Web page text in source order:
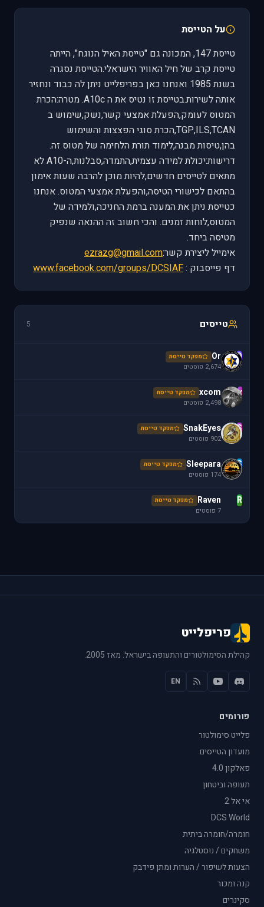
על הטייסת
טייסת 147, המכונה גם "טייסת האיל הנוגח", הייתה
טייסת קרב של חיל האוויר הישראלי.הטייסת נסגרה
בשנת 1985 ואנחנו כאן בפריפלייט ניתן לה כבוד ונחזיר
אותה לשירות.בטייסת זו נטיס את ה A10c. מטרה:הכרת
המטוס לעומק,הפעלת אמצעי קשר,נשק,שימוש ב
TGP,ILS,TCAN,הכרת סוגי הפצצות והשימוש
בהן,טיסות מבנה,לימוד תורת הלחימה של מטוס זה.
דרישות:יכולת למידה עצמית,התמדה,סבלנות,ה-A10 לא
מתאים לטייסים חדשים,להיות מוכן להרבה שעות אימון
בהתאם לכישורי הטיסה,והפעלת אמצעי המטוס. אנחנו
כטייסת ניתן את המענה ברמת החניכה,ולמידה של
המטוס,לוחות זמנים. והכי חשוב זה ההנאה שנפיק
מטיסה ביחד.
אימייל ליצירת קשר:ezrazg@gmail.com
דף פייסבוק :www.facebook.com/groups/DCSIAF
טייסים 5
O
Or מפקד טייסת
2,674 פוסטים
x
xcom מפקד טייסת
2,498 פוסטים
S
SnakEyes מפקד טייסת
902 פוסטים
S
Sleepara מפקד טייסת
174 פוסטים
R
Raven מפקד טייסת
7 פוסטים
פריפלייט
קהילת הסימולטורים והתעופה בישראל. מאז 2005.
EN
פורומים
פלייט סימולטור
מועדון הטייסים
פאלקון 4.0
תעופה וביטחון
אי אל 2
DCS World
חומרה/חומרה ביתית
משחקים / נוסטלגיה
הצעות לשיפור / הערות ומתן פידבק
קנה ומכור
סקינרים